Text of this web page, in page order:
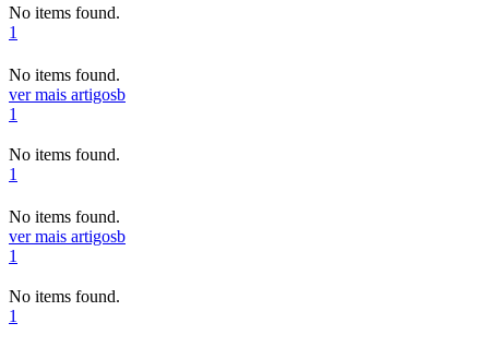
No items found.
1
No items found.
ver mais artigosb
1
No items found.
1
No items found.
ver mais artigosb
1
No items found.
1